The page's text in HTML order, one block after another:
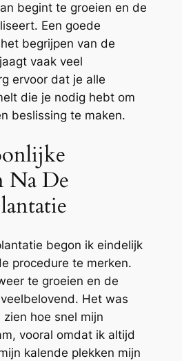
begint te groeien en de
Een goede
begrijpen van de
vaak veel
ervoor dat je alle
die je nodig hebt om
beslissing te maken.
Na De
begon ik eindelijk
procedure te merken.
te groeien en de
Het was
hoe snel mijn
vooral omdat ik altijd
kalende plekken mijn